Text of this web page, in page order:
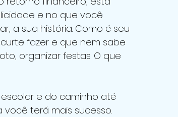
e no que você
a sua história. Como é seu
fazer e que nem sabe
organizar festas. O que
e do caminho até
você terá mais sucesso.